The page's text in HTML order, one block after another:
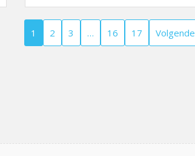
1 2 3 … 16 17 Volgende